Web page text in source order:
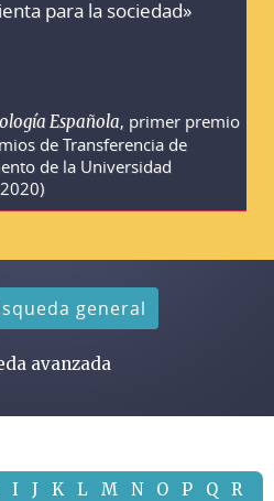
para la sociedad»
Española, primer premio
de Transferencia de
de la Universidad
general
avanzada
I J K L M N O P Q
R